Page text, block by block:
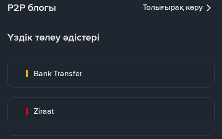
P2P блогы Толығырақ көру
Үздік төлеу әдістері
Bank Transfer
Ziraat